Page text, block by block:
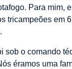
Para mim,
tricampeões em
sob o comando
éramos uma